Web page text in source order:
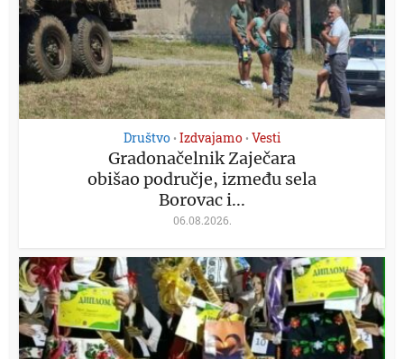
Društvo • Izdvajamo • Vesti
Gradonačelnik Zaječara
obišao područje, između sela
Borovac i...
06.08.2026.